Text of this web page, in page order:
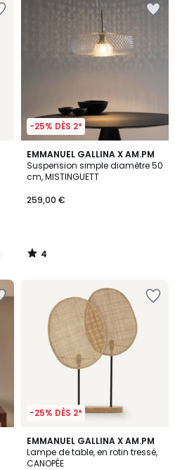
-25% DÈS 2*
EMMANUEL GALLINA X AM.PM
Suspension simple diamètre 50
cm, MISTINGUETT
259,00 €
4
/
5
4
/
-25% DÈS 2*
EMMANUEL GALLINA X AM.PM
Lampe de table, en rotin tressé,
CANOPÉE
4,4
/ 5